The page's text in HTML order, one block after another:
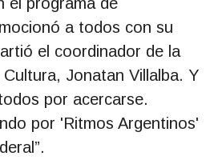
a todos con su
el coordinador de la
Jonatan Villalba. Y
por acercarse.
por 'Ritmos Argentinos'